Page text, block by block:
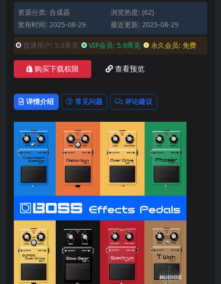
资源分类: 合成器
浏览热度: (62)
发布时间: 2025-08-29
最近更新: 2025-08-29
普通用户: 5.9库克 VIP会员: 5.9库克 永久会员: 免费
购买下载权限 查看预览
详情介绍 常见问题 评论建议